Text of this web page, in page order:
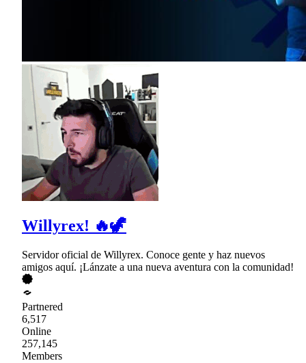
Willyrex! 🔥🦖
Servidor oficial de Willyrex. Conoce gente y haz nuevos
amigos aquí. ¡Lánzate a una nueva aventura con la comunidad!
Partnered
6,517
Online
257,145
Members